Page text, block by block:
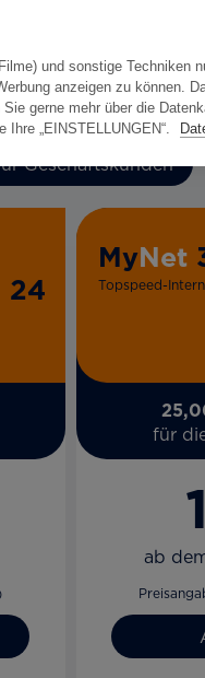
Geschäftskunden
24
MyNet
Topspeed-
für
ab
und sonstige Techniken
anzeigen zu können.
gerne mehr über die
„EINSTELLUNGEN“.